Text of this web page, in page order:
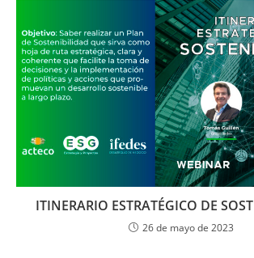
ITINERARIO ESTRATÉGICO DE
26 de mayo de 2023